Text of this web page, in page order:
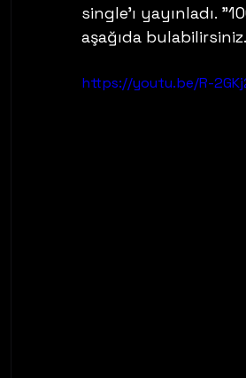
single'ı yayınladı.
aşağıda bulabilirsiniz.
https://youtu.be/R-